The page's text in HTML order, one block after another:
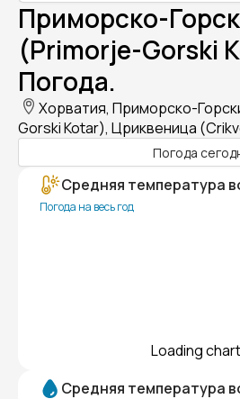
Приморско-
(Primorje-Gorski
Погода.
Хорватия, Приморско-
Gorski Kotar), Цриквеница
Погода
Средняя температура
Погода на весь год
Loading
Средняя температура